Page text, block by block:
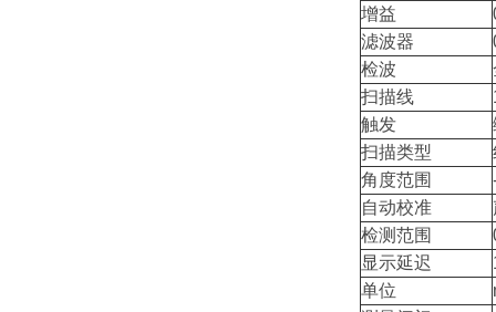
增益
滤波器
检波
扫描线
触发
扫描类型
角度范围
自动校准
检测范围
显示延迟
单位